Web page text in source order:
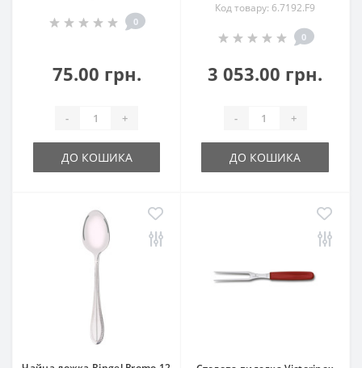
0
75.00 грн.
- +
ДО КОШИКА
Код товару: 6.7192.F9
0
3 053.00 грн.
- +
ДО КОШИКА